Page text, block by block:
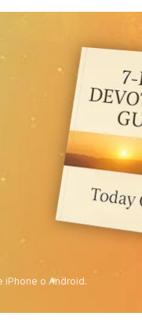
iPhone o Android.